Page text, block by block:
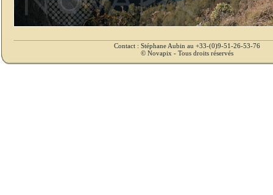
Contact : Stéphane Aubin au +33-(0)9-51-26-53-76
© Novapix - Tous droits réservés